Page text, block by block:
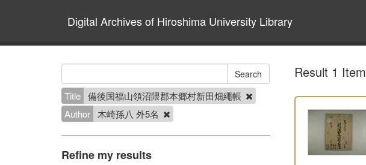
Digital Archives of Hiroshima University Library
Title 備後国福山領沼隈郡本郷村新田畑繩帳
Author
木崎孫八 外5名
Refine my results
Result 1 Item